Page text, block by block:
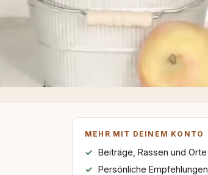
MEHR MIT DEINEM KONTO
Beiträge, Rassen und Orte
Persönliche